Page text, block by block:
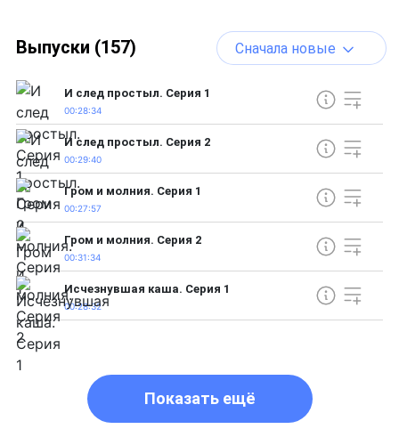
Выпуски (157) Сначала новые
И след простыл. Серия 1
00:28:34
И след простыл. Серия 2
00:29:40
Гром и молния. Серия 1
00:27:57
Гром и молния. Серия 2
00:31:34
Исчезнувшая каша. Серия 1
00:28:32
Показать ещё